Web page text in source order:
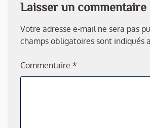
Laisser un commentaire
Votre adresse e-mail ne sera pas
champs obligatoires sont indiqués
Commentaire *